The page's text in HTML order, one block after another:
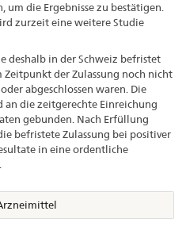
die Ergebnisse zu bestätigen.
zurzeit eine weitere Studie
deshalb in der Schweiz befristet
Zeitpunkt der Zulassung noch nicht
abgeschlossen waren. Die
an die zeitgerechte Einreichung
gebunden. Nach Erfüllung
befristete Zulassung bei positiver
in eine ordentliche